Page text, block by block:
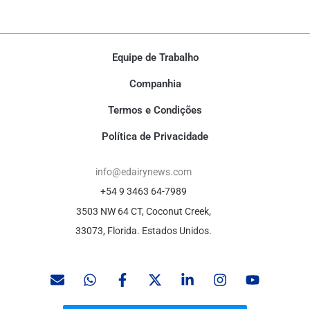
Equipe de Trabalho
Companhia
Termos e Condições
Política de Privacidade
info@edairynews.com
+54 9 3463 64-7989
3503 NW 64 CT, Coconut Creek,
33073, Florida. Estados Unidos.